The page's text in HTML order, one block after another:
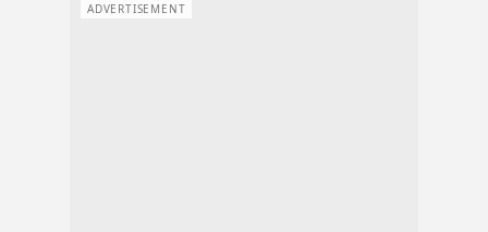
ADVERTISEMENT